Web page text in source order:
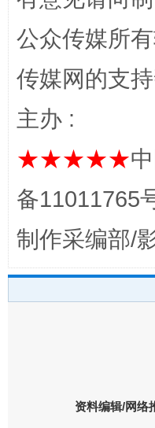
东山县通报“牛蛙产品
公众传媒所
传媒网的支
主办 :
★★★★★
备11011765
制作采编部/
资料编辑/网络